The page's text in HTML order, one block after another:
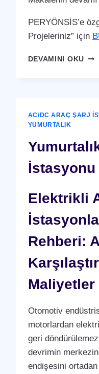
PERYÖNSİS’e
Projeleriniz” için
DEVAMINI OKU
AC/DC ARAÇ ŞARJ
YUMURTALIK
İstasyonu
Elektrikli
Rehberi:
Maliyetler
Otomotiv
motorlardan
geri
devrimin
endişesini